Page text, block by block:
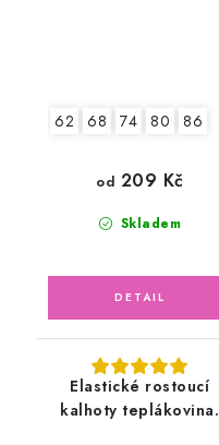
62 68 74 80 86
Skladem
od 209 Kč
Elastické rostoucí
kalhoty teplákovina,